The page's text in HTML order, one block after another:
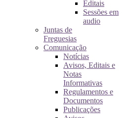
Editais
Sessões em
audio
Juntas de
Freguesias
Comunicação
Notícias
Avisos, Editais e
Notas
Informativas
Regulamentos e
Documentos
Publicações